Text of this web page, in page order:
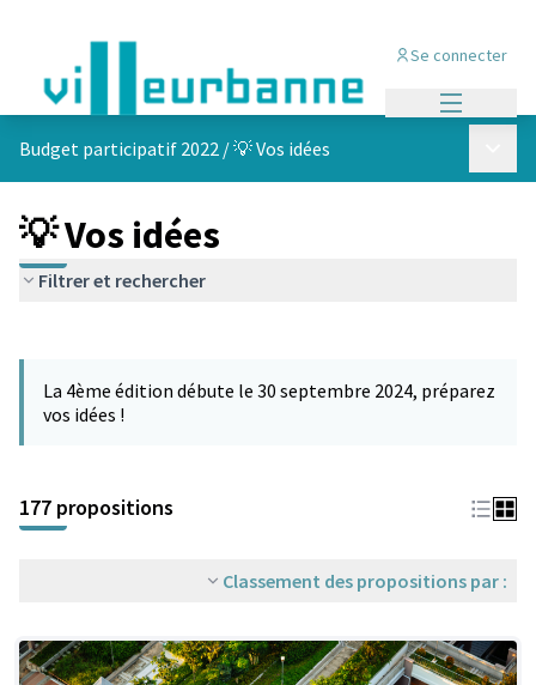
Se connecter
Budget participatif 2022 /💡 Vos idées
💡 Vos idées
Filtrer et rechercher
−
La 4ème édition débute le 30 septembre 2024, préparez
vos idées !
177 propositions
Classement des propositions par :